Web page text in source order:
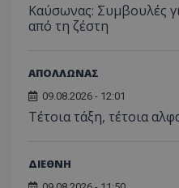
Kαύσωνας: Συμβουλές
από τη ζέστη
ΑΠΟΛΛΩΝΑΣ
09.08.2026 - 12:01
Τέτοια τάξη, τέτοια
ΔΙΕΘΝΗ